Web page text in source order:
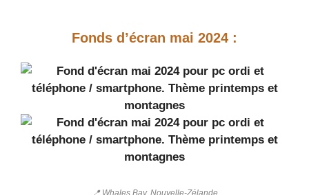
Fonds d’écran mai 2024 :
📍 Whales Bay, Nouvelle-Zélande